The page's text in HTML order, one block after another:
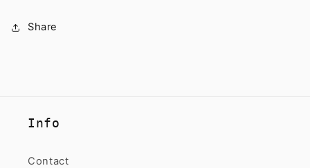
Share
Info
Contact